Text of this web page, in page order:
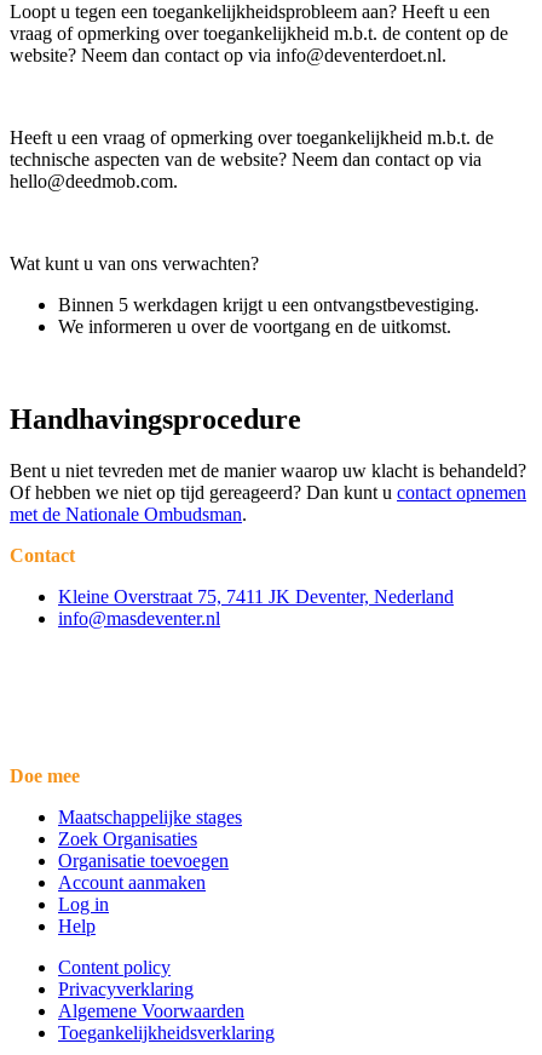
Loopt u tegen een toegankelijkheidsprobleem aan? Heeft u een
vraag of opmerking over toegankelijkheid m.b.t. de content op de
website? Neem dan contact op via info@deventerdoet.nl.
Heeft u een vraag of opmerking over toegankelijkheid m.b.t. de
technische aspecten van de website? Neem dan contact op via
hello@deedmob.com.
Wat kunt u van ons verwachten?
Binnen 5 werkdagen krijgt u een ontvangstbevestiging.
We informeren u over de voortgang en de uitkomst.
Handhavingsprocedure
Bent u niet tevreden met de manier waarop uw klacht is behandeld?
Of hebben we niet op tijd gereageerd? Dan kunt u contact opnemen
met de Nationale Ombudsman.
Contact
Kleine Overstraat 75, 7411 JK Deventer, Nederland
info@masdeventer.nl
Doe mee
Maatschappelijke stages
Zoek Organisaties
Organisatie toevoegen
Account aanmaken
Log in
Help
Content policy
Privacyverklaring
Algemene Voorwaarden
Toegankelijkheidsverklaring